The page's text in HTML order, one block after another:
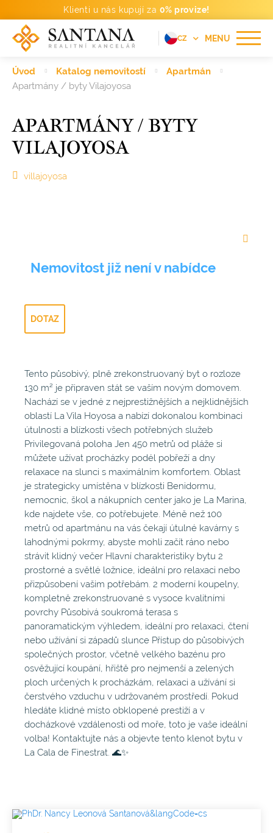
Klienti u nás kupují za 0% provize!
MENU
CZ
Úvod Katalog nemovitostí
Apartmán
Apartmány / byty Vilajoyosa
APARTMÁNY / BYTY
VILAJOYOSA
villajoyosa
Nemovitost již není v nabídce
DOTAZ
Tento působivý, plně zrekonstruovaný byt o rozloze
130 m² je připraven stát se vaším novým domovem.
Nachází se v jedné z nejprestižnějších a nejklidnějších
oblastí La Vila Hoyosa a nabízí dokonalou kombinaci
útulnosti a blízkosti všech potřebných služeb
Privilegovaná poloha Jen 450 metrů od pláže si
můžete užívat procházky podél pobřeží a dny
relaxace na slunci s maximálním komfortem. Oblast
je strategicky umístěna v blízkosti Benidormu,
nemocnic, škol a nákupních center jako je La Marina,
kde najdete vše, co potřebujete. Méně než 100
metrů od apartmánu na vás čekají útulné kavárny s
lahodnými pokrmy, abyste mohli začít ráno nebo
strávit klidný večer Hlavní charakteristiky bytu 2
prostorné a světlé ložnice, ideální pro relaxaci nebo
přizpůsobení vašim potřebám. 2 moderní koupelny,
kompletně zrekonstruované s vysoce kvalitními
povrchy Působivá soukromá terasa s
panoramatickým výhledem, ideální pro relaxaci, čtení
nebo užívání si západů slunce Přístup do působivých
společných prostor, včetně velkého bazénu pro
osvěžující koupání, hřiště pro nejmenší a zelených
ploch určených k procházkám, relaxaci a užívání si
čerstvého vzduchu v udržovaném prostředí. Pokud
hledáte klidné místo obklopené prestiží a v
docházkové vzdálenosti od moře, toto je vaše ideální
volba! Kontaktujte nás a objevte tento klenot bytu v
La Cala de Finestrat. 🌊✨